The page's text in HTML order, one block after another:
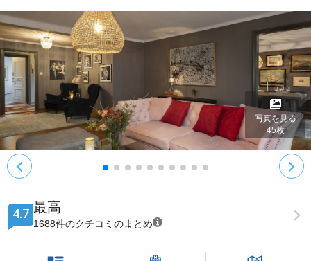
写真を見る
45枚
4.7 最高
1688件のクチコミのまとめ